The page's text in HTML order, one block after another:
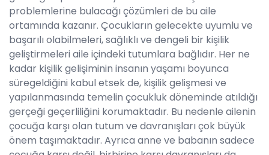
problemlerine bulacağı çözümleri de bu aile
ortamında kazanır. Çocukların gelecekte uyumlu ve
başarılı olabilmeleri, sağlıklı ve dengeli bir kişilik
geliştirmeleri aile içindeki tutumlara bağlıdır. Her ne
kadar kişilik gelişiminin insanın yaşamı boyunca
süregeldiğini kabul etsek de, kişilik gelişmesi ve
yapılanmasında temelin çocukluk döneminde atıldığı
gerçeği geçerliliğini korumaktadır. Bu nedenle ailenin
çocuğa karşı olan tutum ve davranışları çok büyük
önem taşımaktadır. Ayrıca anne ve babanın sadece